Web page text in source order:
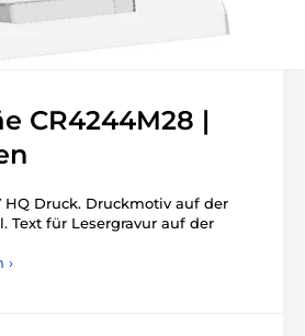
CR4244M28 |
HQ Druck. Druckmotiv auf der
Text für Lesergravur auf der
›